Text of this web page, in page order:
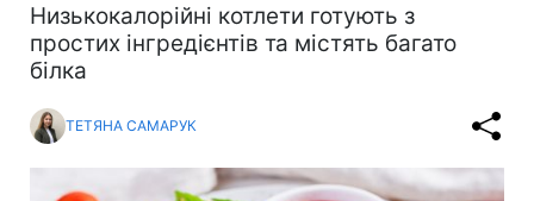
Низькокалорійні котлети готують з
простих інгредієнтів та містять багато
білка
ТЕТЯНА САМАРУК